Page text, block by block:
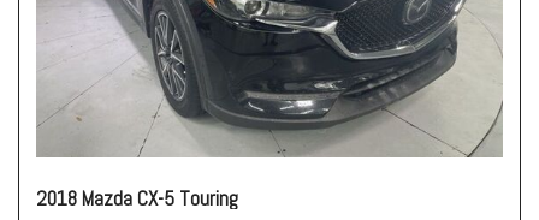
2018 Mazda CX-5 Touring